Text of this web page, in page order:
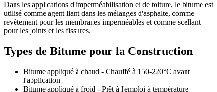
Dans les applications d'imperméabilisation et de toiture, le bitume est
utilisé comme agent liant dans les mélanges d'asphalte, comme
revêtement pour les membranes imperméables et comme scellant
pour les joints et les fissures.
Types de Bitume pour la Construction
Bitume appliqué à chaud - Chauffé à 150-220°C avant
l'application
Bitume appliqué à froid - Prêt à l'emploi à température